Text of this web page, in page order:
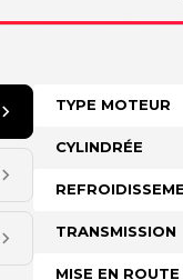
TYPE MOTEUR
CYLINDRÉE
TRANSMISSION
MISE EN ROUTE